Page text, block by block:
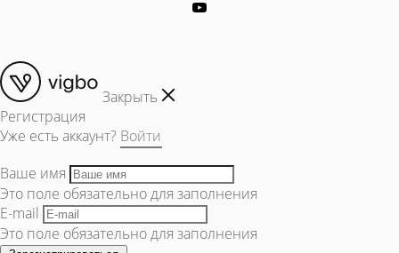
Закрыть
Регистрация
Уже есть аккаунт? Войти
Ваше имя
Это поле обязательно для заполнения
E-mail
Это поле обязательно для заполнения